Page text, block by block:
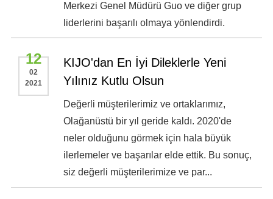
Merkezi Genel Müdürü Guo ve diğer grup
liderlerini başarılı olmaya yönlendirdi.
12
02
2021
KIJO'dan En İyi Dileklerle Yeni
Yılınız Kutlu Olsun
Değerli müşterilerimiz ve ortaklarımız,
Olağanüstü bir yıl geride kaldı. 2020'de
neler olduğunu görmek için hala büyük
ilerlemeler ve başarılar elde ettik. Bu sonuç,
siz değerli müşterilerimize ve par...